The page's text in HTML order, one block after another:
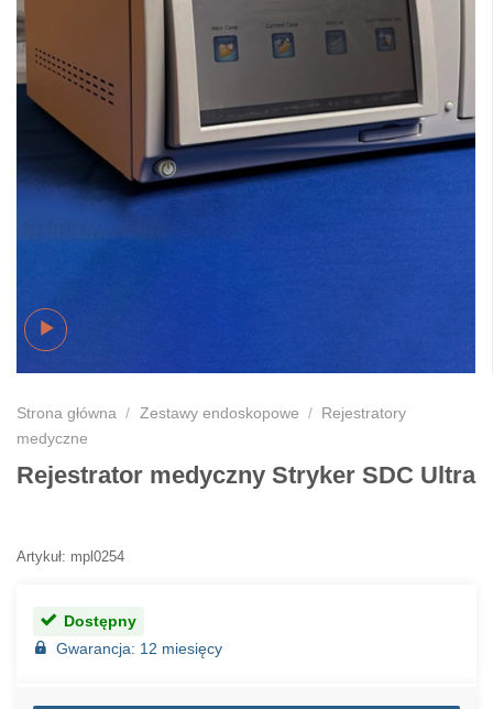
Strona główna / Zestawy endoskopowe / Rejestratory
medyczne
Rejestrator medyczny Stryker SDC Ultra
Artykuł: mpl0254
Dostępny
Gwarancja: 12 miesięcy